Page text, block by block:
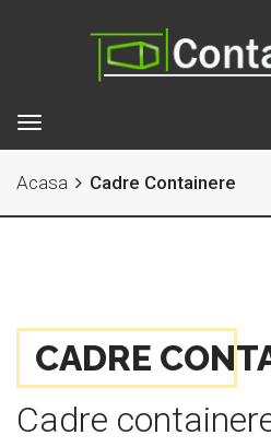
Toggle
navigation
Acasa Cadre Containere
CADRE
Cadre